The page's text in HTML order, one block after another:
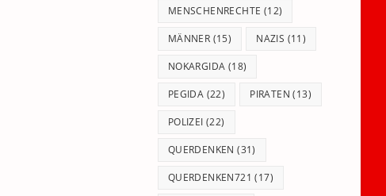
MENSCHENRECHTE (12)
MÄNNER (15) NAZIS (11)
NOKARGIDA (18)
PEGIDA (22) PIRATEN (13)
POLIZEI (22)
QUERDENKEN (31)
QUERDENKEN721 (17)